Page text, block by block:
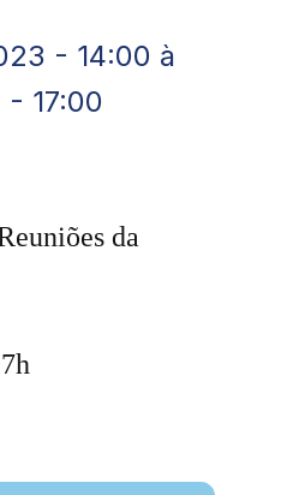
- 14:00 à
- 17:00
da